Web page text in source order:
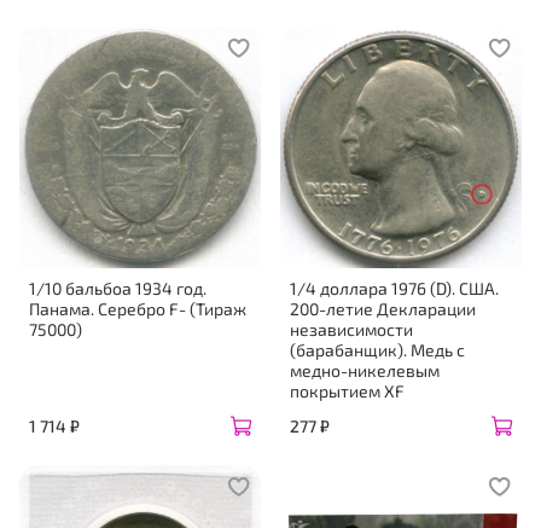
1/10 бальбоа 1934 год.
Панама. Серебро F- (Тираж
75000)
1 714 ₽
1/4 доллара 1976 (D). США.
200-летие Декларации
независимости
(барабанщик). Медь с
медно-никелевым
покрытием XF
277 ₽